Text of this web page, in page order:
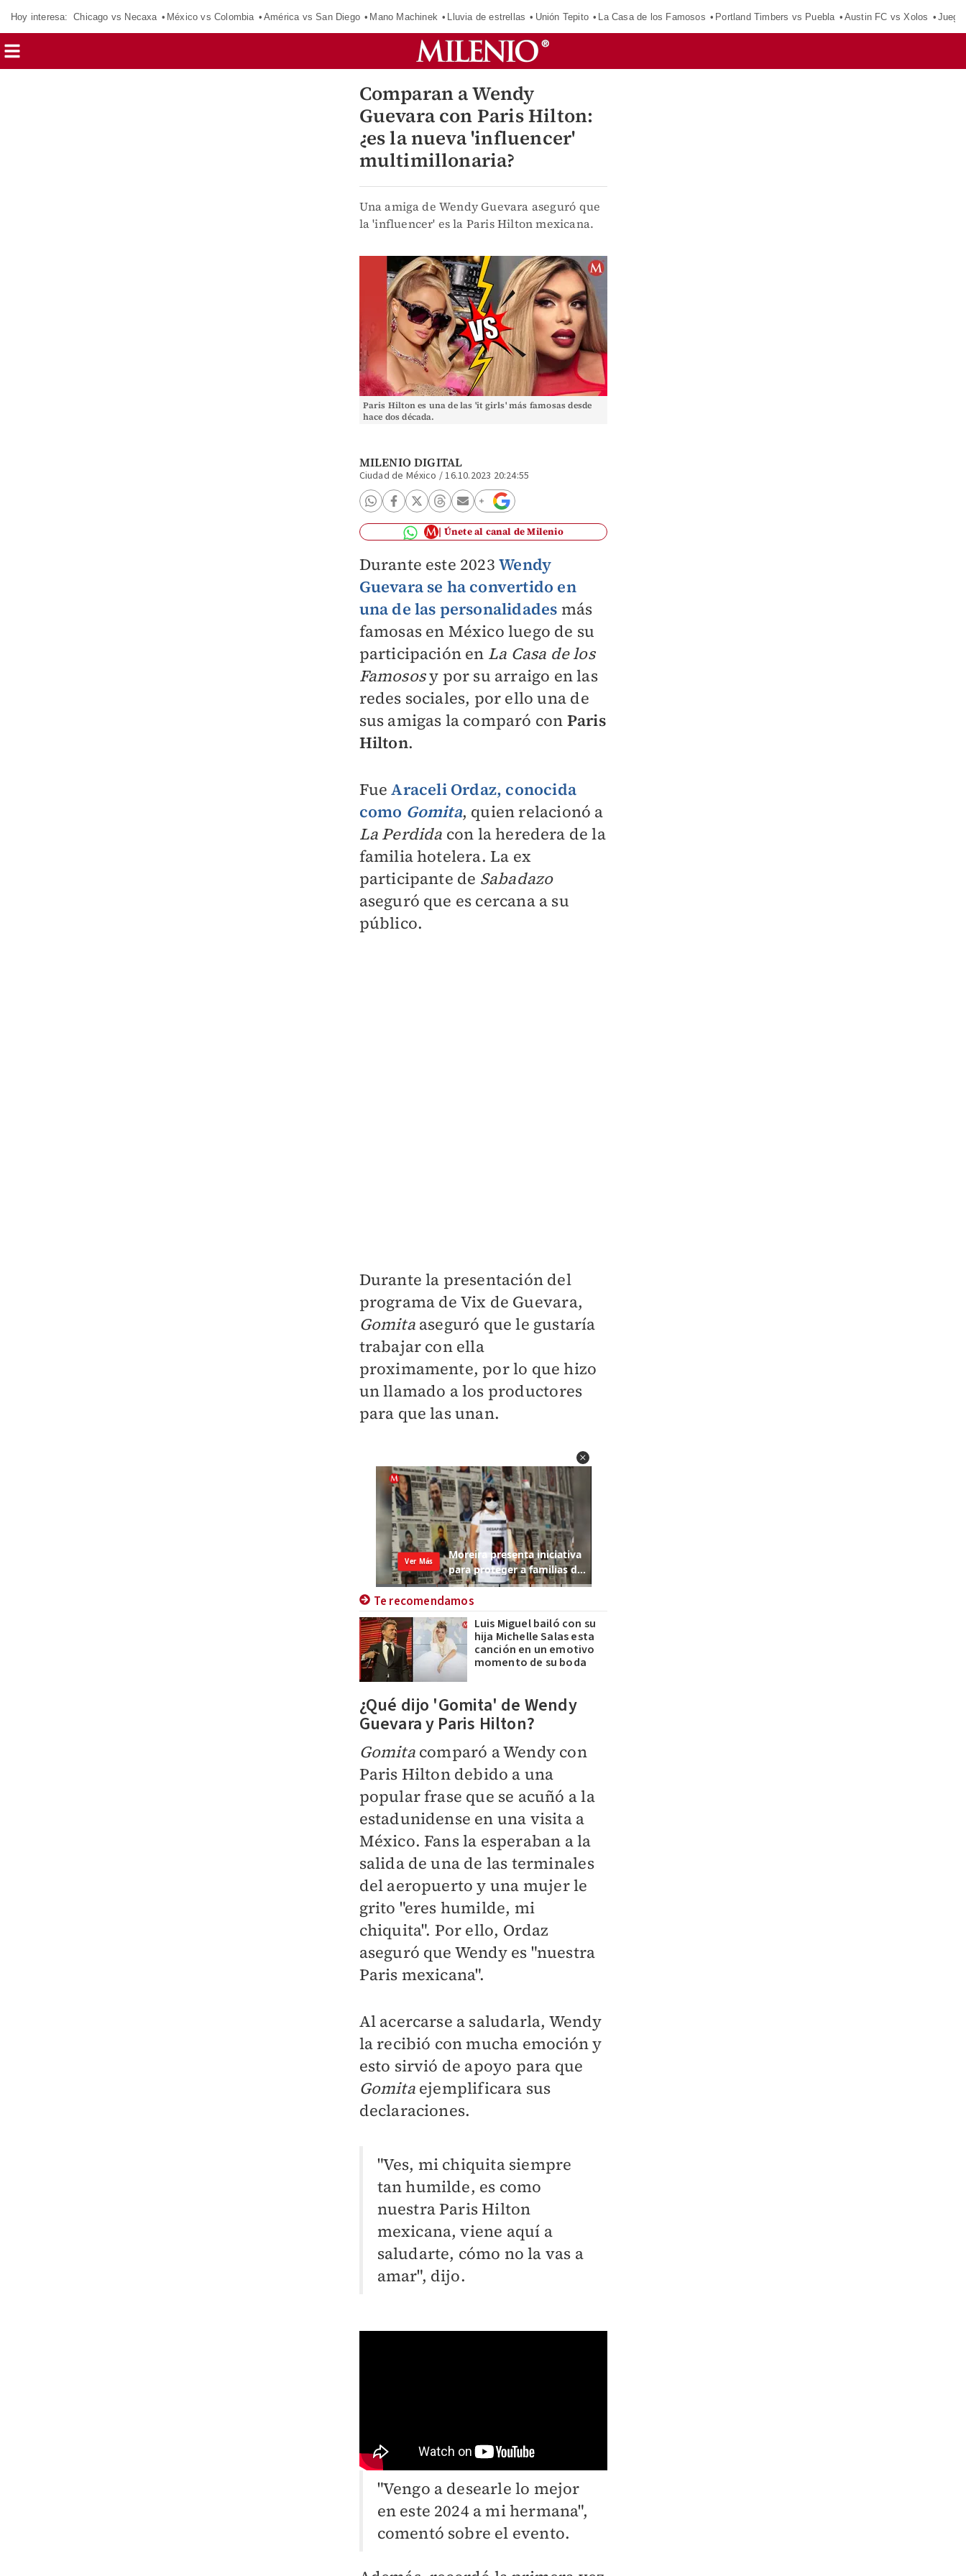
Hoy interesa: Chicago vs Necaxa México vs Colombia América vs San Diego Mano Machinek Lluvia de estrellas Unión Tepito La Casa de los Famosos Portland Timbers vs Puebla Austin FC vs Xolos
Comparan a Wendy
Guevara con Paris Hilton:
¿es la nueva 'influencer'
multimillonaria?
Una amiga de Wendy Guevara aseguró que
la 'influencer' es la Paris Hilton mexicana.
Paris Hilton es una de las 'it girls' más famosas desde
hace dos década.
MILENIO DIGITAL
Ciudad de México /16.10.2023 20:24:55
Únete al canal de Milenio
Durante este 2023Wendy
Guevara se ha convertido en
una de las personalidades más
famosas en México luego de su
participación en La Casa de los
Famososy por su arraigo en las
redes sociales, por ello una de
sus amigas la comparó con Paris
Hilton.
FueAraceli Ordaz, conocida
como Gomita, quien relacionó a
La Perdida con la heredera de la
familia hotelera. La ex
participante de Sabadazo
aseguró que es cercana a su
público.
Durante la presentación del
programa de Vix de Guevara,
Gomitaaseguró que le gustaría
trabajar con ella
proximamente, por lo que hizo
un llamado a los productores
para que las unan.
Te recomendamos
Luis Miguel bailó con su
hija Michelle Salas esta
canción en un emotivo
momento de su boda
¿Qué dijo 'Gomita' de Wendy
Guevara y Paris Hilton?
Gomitacomparó a Wendy con
Paris Hilton debido a una
popular frase que se acuñó a la
estadunidense en una visita a
México. Fans la esperaban a la
salida de una de las terminales
del aeropuerto y una mujer le
grito "eres humilde, mi
chiquita". Por ello, Ordaz
aseguró que Wendy es "nuestra
Paris mexicana".
Al acercarse a saludarla, Wendy
la recibió con mucha emoción y
esto sirvió de apoyo para que
Gomitaejemplificara sus
declaraciones.
"Ves, mi chiquita siempre
tan humilde, es como
nuestra Paris Hilton
mexicana, viene aquí a
saludarte, cómo no la vas a
amar", dijo.
"Vengo a desearle lo mejor
en este 2024 a mi hermana",
comentó sobre el evento.